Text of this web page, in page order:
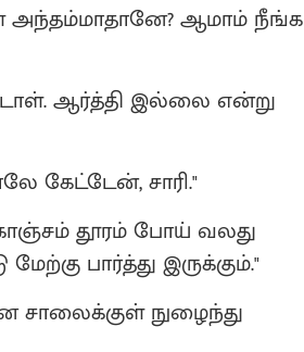
ஆமாம் நீங்க
ஆர்த்தி இல்லை என்று
கேட்டேன், சாரி."
தூரம் போய் வலது
பார்த்து இருக்கும்."
நுழைந்து